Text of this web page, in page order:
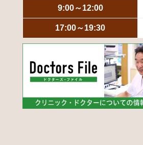
9:00～12:00
17:00～19:30